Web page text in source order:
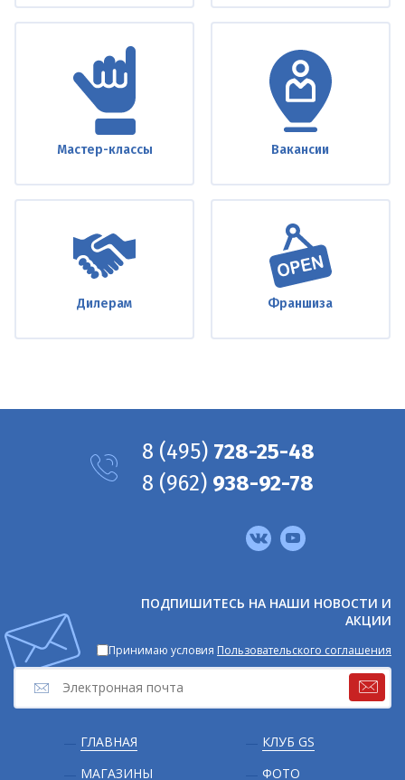
Мастер-классы Вакансии
Дилерам Франшиза
Подвал
ГЛАВНАЯ
МАГАЗИНЫ
КЛУБ GS
ФОТО
ПОДПИШИТЕСЬ НА НАШИ НОВОСТИ И
АКЦИИ
Принимаю условия Пользовательского соглашения
8 (495) 728-25-48
8 (962) 938-92-78